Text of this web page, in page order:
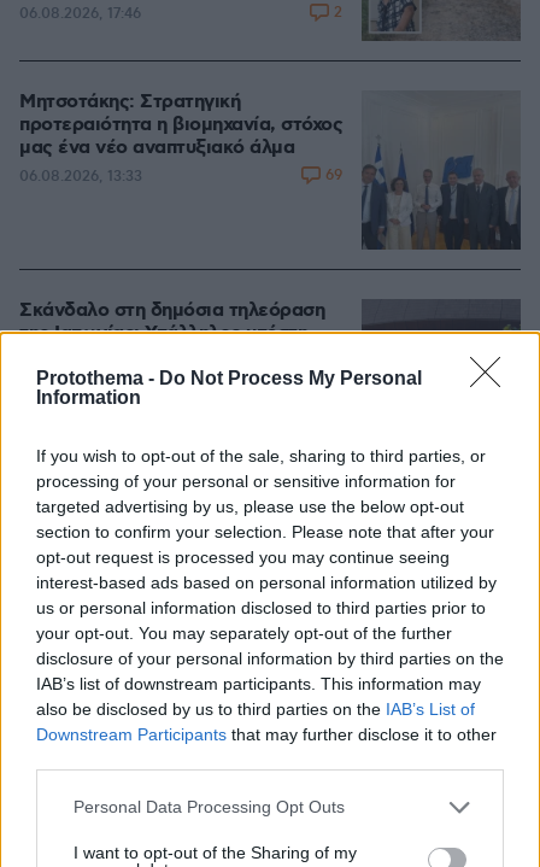
Protothema - Do Not Process My Personal
Information
If you wish to opt-out of the sale, sharing to third parties, or
processing of your personal or sensitive information for
targeted advertising by us, please use the below opt-out
section to confirm your selection. Please note that after your
opt-out request is processed you may continue seeing
interest-based ads based on personal information utilized by
us or personal information disclosed to third parties prior to
your opt-out. You may separately opt-out of the further
disclosure of your personal information by third parties on the
IAB’s list of downstream participants. This information may
also be disclosed by us to third parties on the IAB’s List of
Downstream Participants that may further disclose it to other
Please note that this website/app uses one or more Google
not limited to your visit or usage behaviour. You may click to
Personal Data Processing Opt Outs
I want to opt-out of the Sharing of my
Ρoή Ειδήσεων
06.08.2026, 17:46 2
Μητσοτάκης: Στρατηγική
προτεραιότητα η βιομηχανία, στόχος
μας ένα νέο αναπτυξιακό άλμα
06.08.2026, 13:33 69
Σκάνδαλο στη δημόσια τηλεόραση
της Ιαπωνίας: Υπάλληλος υπέστη
εμφάνισε μετατραυματικό στρες
06.08.2026, 17:12
Πήγαν να κλέψουν καλώδια στον
Άγιο Στέφανο, ο ένας έπαθε
ηλεκτροπληξία και έπεσε από ύψος,
οι δύο συνεργοί του τον παράτησαν
νεκρό σε αυτοκίνητο
06.08.2026, 12:10 205